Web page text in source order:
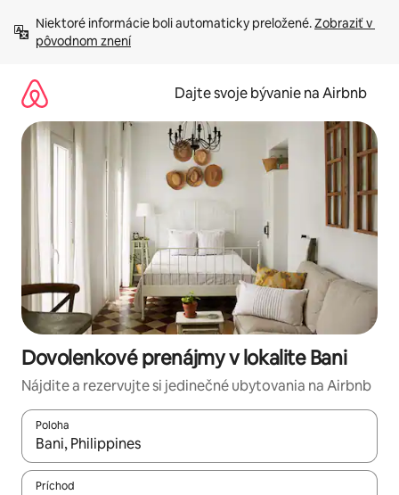
obsah.
Niektoré informácie boli automaticky preložené. Zobraziť v
pôvodnom znení
Dajte svoje bývanie na Airbnb
Dovolenkové prenájmy v lokalite Bani
Nájdite a rezervujte si jedinečné ubytovania na Airbnb
Poloha
Keď budú výsledky k dispozícii, môžete si ich prechádzať
Príchod